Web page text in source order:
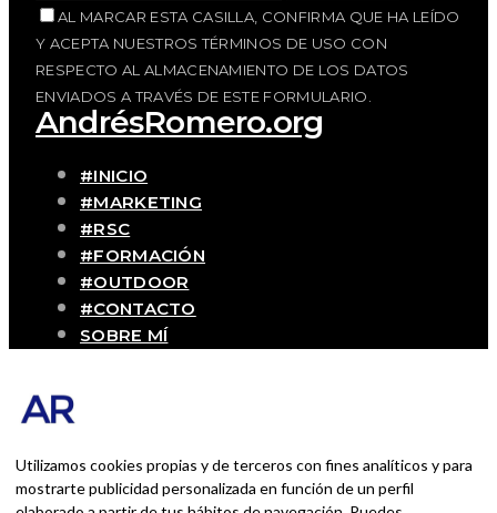
AL MARCAR ESTA CASILLA, CONFIRMA QUE HA LEÍDO
Y ACEPTA NUESTROS TÉRMINOS DE USO CON
RESPECTO AL ALMACENAMIENTO DE LOS DATOS
ENVIADOS A TRAVÉS DE ESTE FORMULARIO.
AndrésRomero.org
#INICIO
#MARKETING
#RSC
#FORMACIÓN
#OUTDOOR
#CONTACTO
SOBRE MÍ
Romero. Experiencias personales y
con lo que hace cada día
Utilizamos cookies propias y de terceros con fines analíticos y para
mostrarte publicidad personalizada en función de un perfil